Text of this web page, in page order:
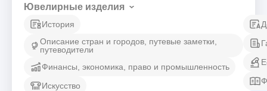
Ювелирные изделия
История
Описание стран и городов, путевые заметки,
путеводители
Финансы, экономика, право и промышленность
Искусство